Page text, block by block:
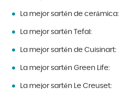
La mejor sartén de cerámica:
La mejor sartén Tefal:
La mejor sartén de Cuisinart:
La mejor sartén Green Life:
La mejor sartén Le Creuset: